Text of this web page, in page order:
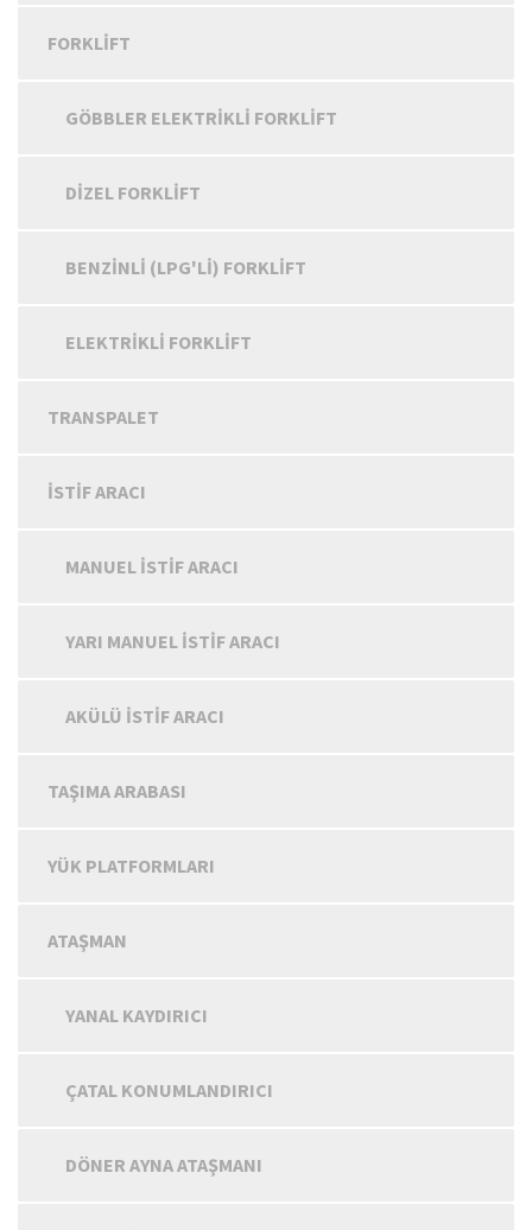
FORKLIFT
GÖBBLER ELEKTRIKLI FORKLIFT
DIZEL FORKLIFT
BENZINLI (LPG'LI) FORKLIFT
ELEKTRIKLI FORKLIFT
TRANSPALET
İSTIF ARACI
MANUEL İSTIF ARACI
YARI MANUEL İSTIF ARACI
AKÜLÜ İSTIF ARACI
TAŞIMA ARABASI
YÜK PLATFORMLARI
ATAŞMAN
YANAL KAYDIRICI
ÇATAL KONUMLANDIRICI
DÖNER AYNA ATAŞMANI